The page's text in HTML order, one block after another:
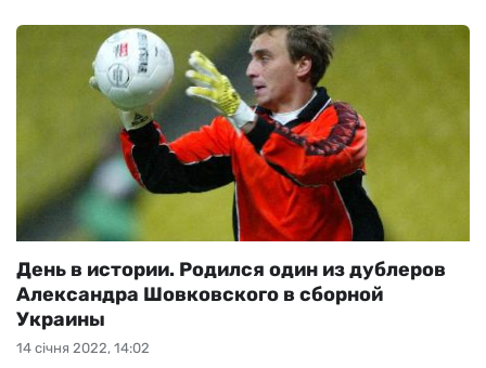
14 січня 2022, 14:02
День в истории. Родился один из дублеров
Александра Шовковского в сборной
Украины